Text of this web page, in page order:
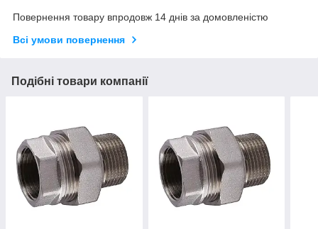
Повернення товару впродовж 14 днів за домовленістю
Всі умови повернення
Подібні товари компанії